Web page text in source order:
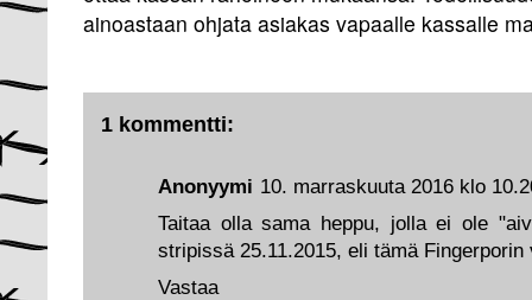
ainoastaan ohjata asiakas vapaalle kassalle
1 kommentti:
Anonyymi 10. marraskuuta 2016 klo
Taitaa olla sama heppu, jolla ei ole
stripissä 25.11.2015, eli tämä
Vastaa